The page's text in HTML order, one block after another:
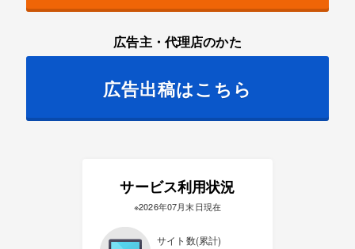
広告主・代理店のかた
広告出稿はこちら
サービス利用状況
※2026年07月末日現在
サイト数(累計)